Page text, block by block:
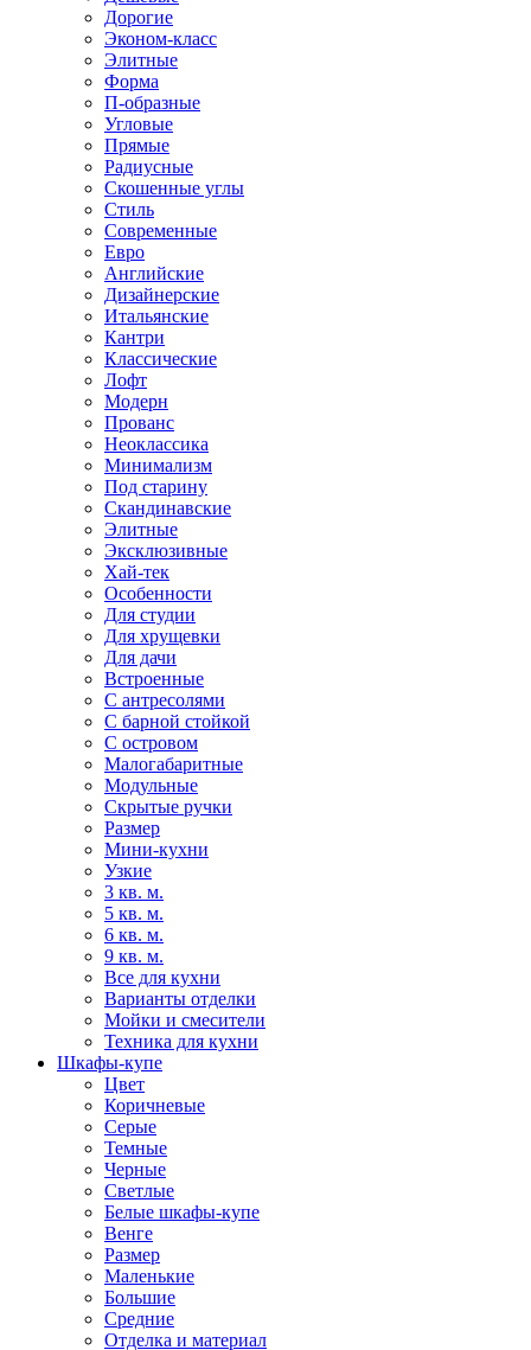
Дорогие
Эконом-класс
Элитные
Форма
П-образные
Угловые
Прямые
Радиусные
Скошенные углы
Стиль
Современные
Евро
Английские
Дизайнерские
Итальянские
Кантри
Классические
Лофт
Модерн
Прованс
Неоклассика
Минимализм
Под старину
Скандинавские
Элитные
Эксклюзивные
Хай-тек
Особенности
Для студии
Для хрущевки
Для дачи
Встроенные
С антресолями
С барной стойкой
С островом
Малогабаритные
Модульные
Скрытые ручки
Размер
Мини-кухни
Узкие
3 кв. м.
5 кв. м.
6 кв. м.
9 кв. м.
Все для кухни
Варианты отделки
Мойки и смесители
Техника для кухни
Шкафы-купе
Цвет
Коричневые
Серые
Темные
Черные
Светлые
Белые шкафы-купе
Венге
Размер
Маленькие
Большие
Средние
Отделка и материал